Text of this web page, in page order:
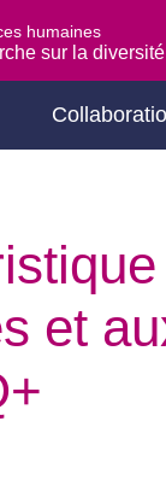
humaines
sur la
et